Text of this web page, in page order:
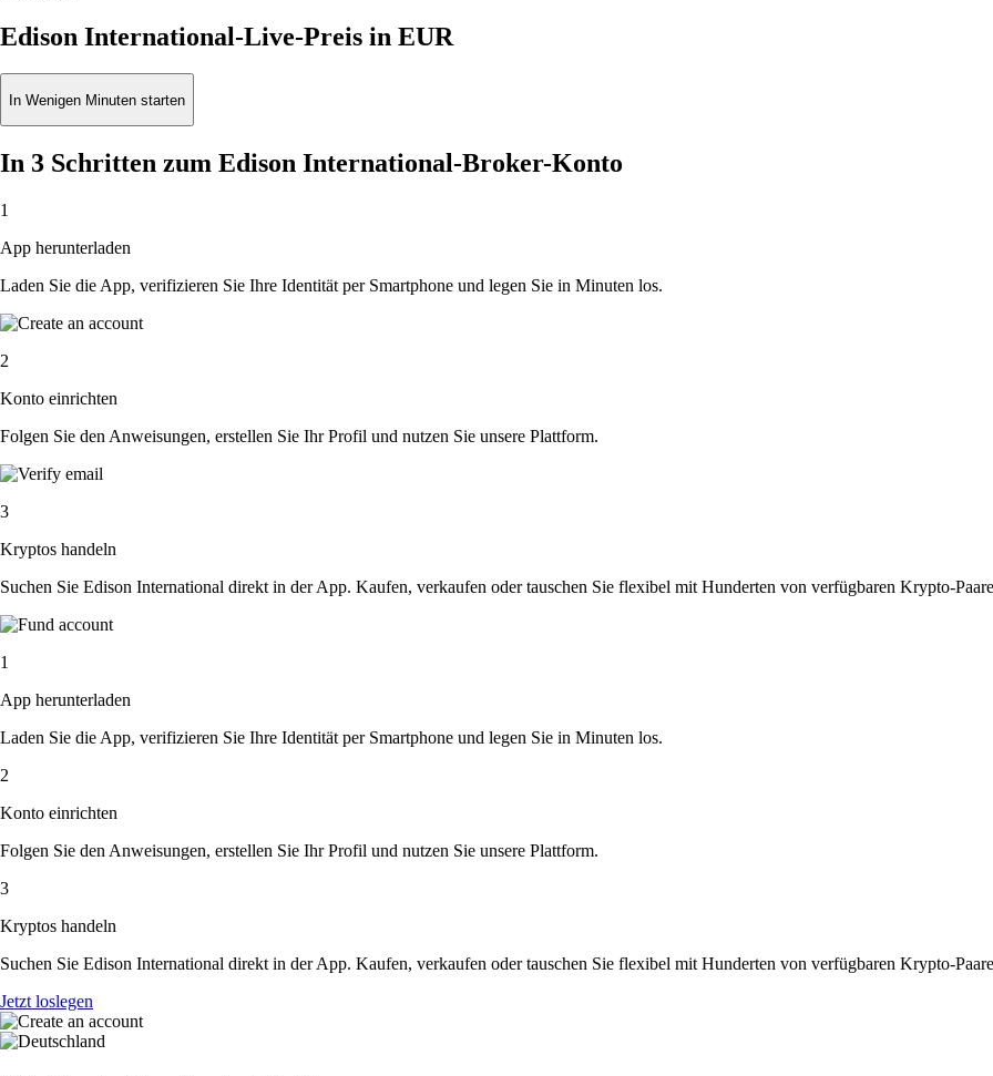
Edison International-Live-Preis in EUR
In Wenigen Minuten starten
In 3 Schritten zum Edison International-Broker-Konto
1
App herunterladen
Laden Sie die App, verifizieren Sie Ihre Identität per Smartphone und legen Sie in Minuten los.
2
Konto einrichten
Folgen Sie den Anweisungen, erstellen Sie Ihr Profil und nutzen Sie unsere Plattform.
3
Kryptos handeln
Suchen Sie Edison International direkt in der App. Kaufen, verkaufen oder tauschen Sie flexibel mit Hunderten von verfügbaren Krypto-
1
App herunterladen
Laden Sie die App, verifizieren Sie Ihre Identität per Smartphone und legen Sie in Minuten los.
2
Konto einrichten
Folgen Sie den Anweisungen, erstellen Sie Ihr Profil und nutzen Sie unsere Plattform.
3
Kryptos handeln
Suchen Sie Edison International direkt in der App. Kaufen, verkaufen oder tauschen Sie flexibel mit Hunderten von verfügbaren Krypto-
Jetzt loslegen